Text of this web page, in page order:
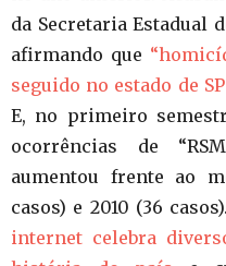
da Secretaria Estadual
afirmando que
seguido no estado de
E, no primeiro
ocorrências de
aumentou frente ao
casos) e 2010 (36
internet celebra